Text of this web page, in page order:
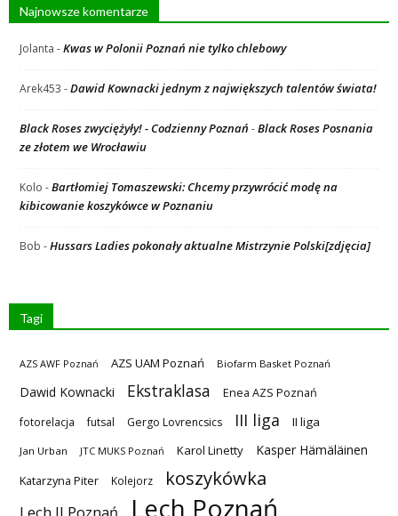
Najnowsze komentarze
Jolanta -Kwas w Polonii Poznań nie tylko chlebowy
Arek453 -Dawid Kownacki jednym z największych talentów świata!
Black Roses zwyciężyły! - Codzienny Poznań -Black Roses Posnania
ze złotem we Wrocławiu
Kolo -Bartłomiej Tomaszewski: Chcemy przywrócić modę na
kibicowanie koszykówce w Poznaniu
Bob -Hussars Ladies pokonały aktualne Mistrzynie Polski[zdjęcia]
Tagi
AZS AWF Poznań AZS UAM Poznań Biofarm Basket Poznań
Dawid Kownacki Ekstraklasa Enea AZS Poznań
fotorelacja futsal Gergo Lovrencsics III liga II liga
Jan Urban JTC MUKS Poznań Karol Linetty Kasper Hämäläinen
Katarzyna Piter Kolejorz koszykówka
Lech Poznań